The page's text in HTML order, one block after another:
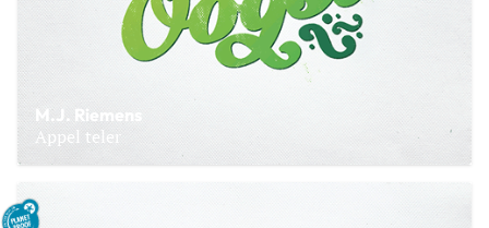
M.J. Riemens
Appel teler